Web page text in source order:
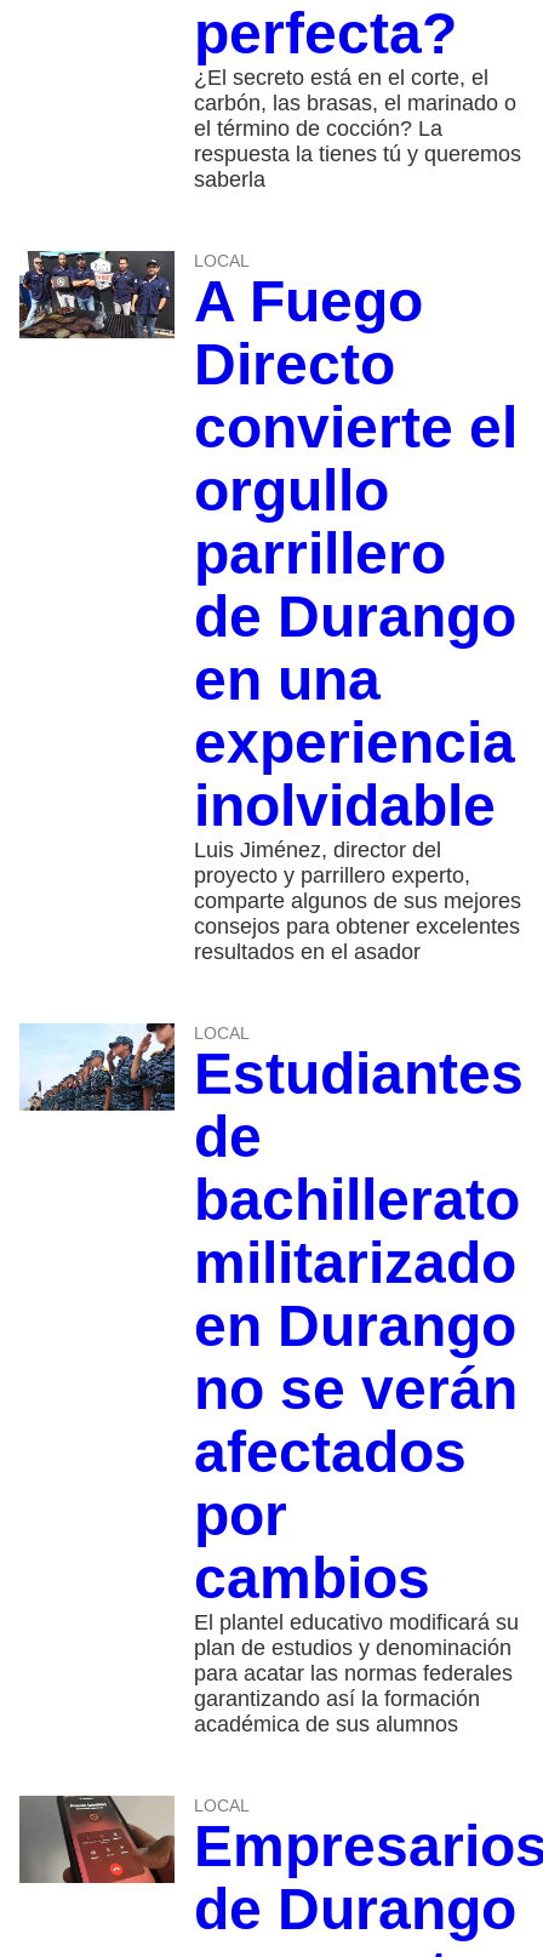
perfecta?
¿El secreto está en el corte, el
carbón, las brasas, el marinado o
el término de cocción? La
respuesta la tienes tú y queremos
saberla
LOCAL
A Fuego
Directo
convierte el
orgullo
parrillero
de Durango
en una
experiencia
inolvidable
Luis Jiménez, director del
proyecto y parrillero experto,
comparte algunos de sus mejores
consejos para obtener excelentes
resultados en el asador
LOCAL
Estudiantes
de
bachillerato
militarizado
en Durango
no se verán
afectados
por
cambios
El plantel educativo modificará su
plan de estudios y denominación
para acatar las normas federales
garantizando así la formación
académica de sus alumnos
LOCAL
de Durango